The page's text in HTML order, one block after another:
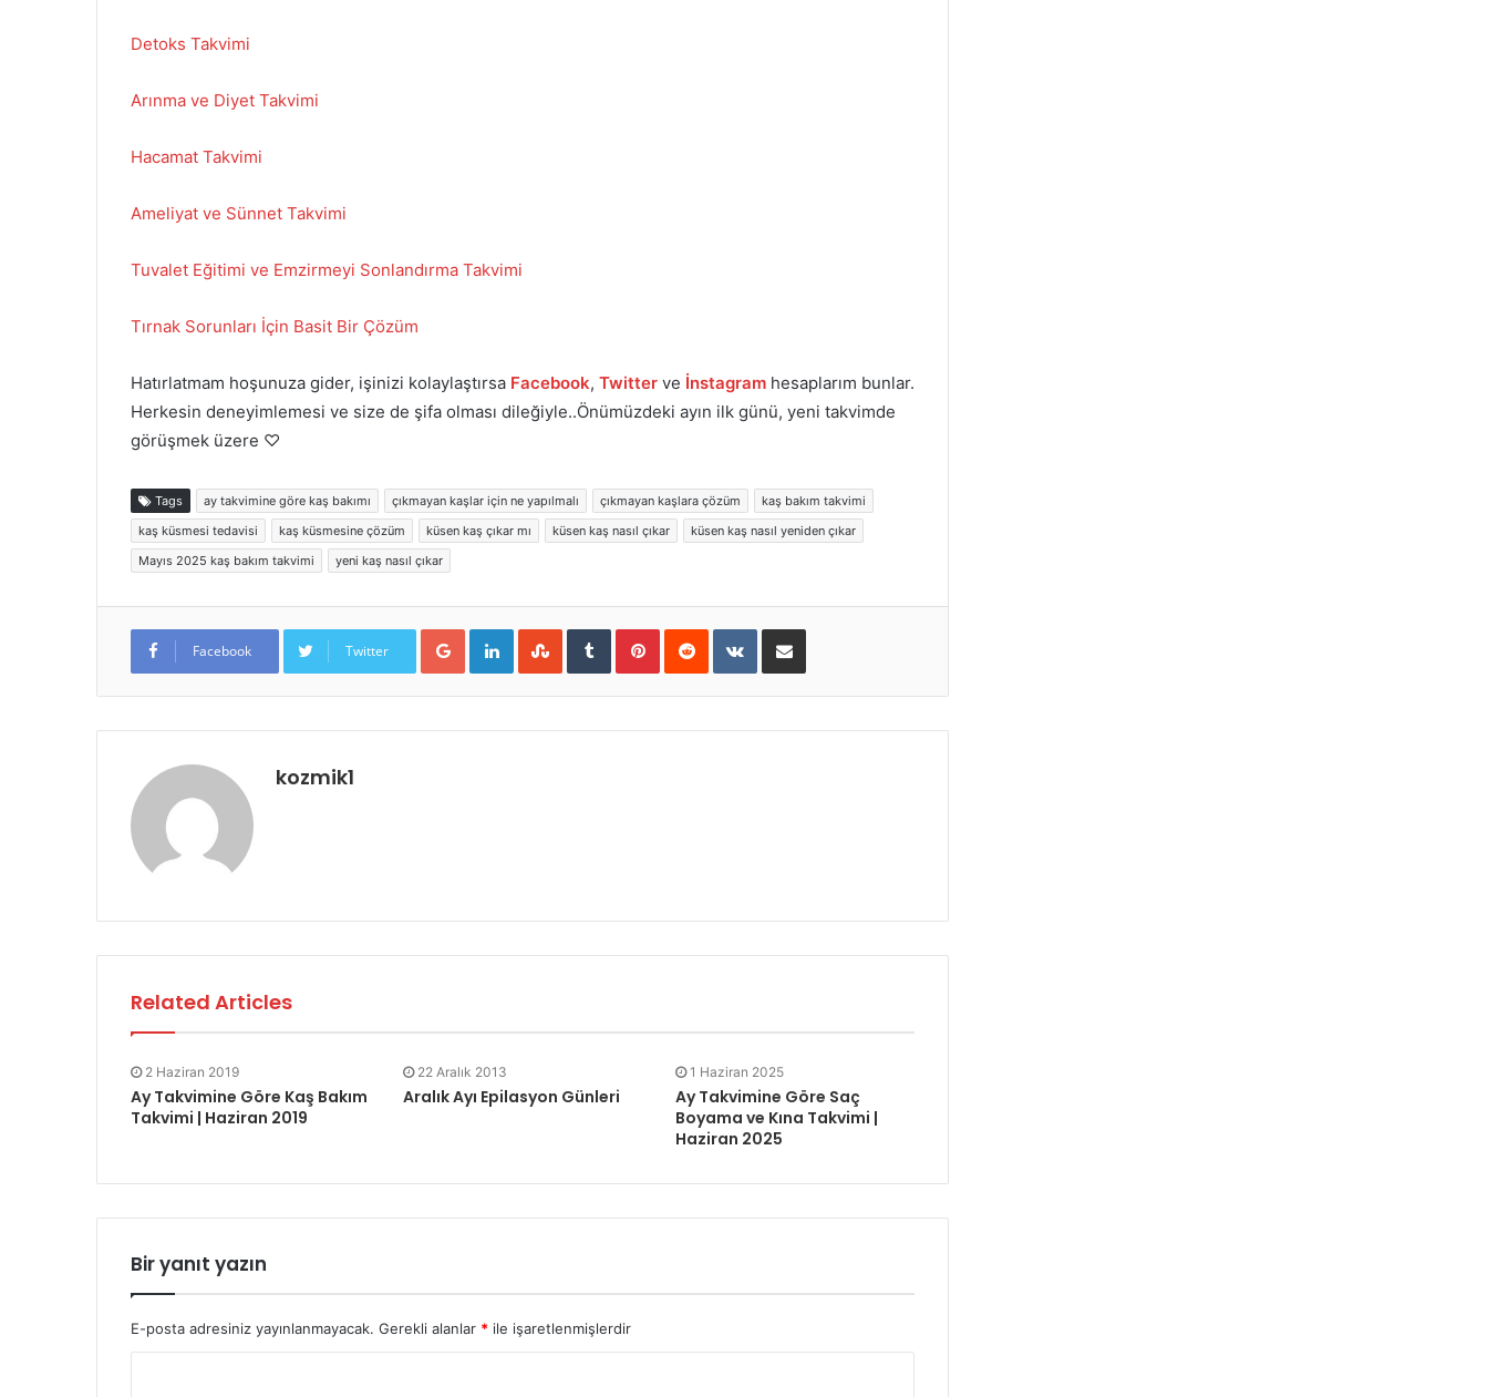
Detoks Takvimi
Arınma ve Diyet Takvimi
Hacamat Takvimi
Ameliyat ve Sünnet Takvimi
Tuvalet Eğitimi ve Emzirmeyi Sonlandırma Takvimi
Tırnak Sorunları İçin Basit Bir Çözüm
Hatırlatmam hoşunuza gider, işinizi kolaylaştırsa Facebook, Twitter ve İnstagram hesaplarım bunlar.
Herkesin deneyimlemesi ve size de şifa olması dileğiyle..Önümüzdeki ayın ilk günü, yeni takvimde
görüşmek üzere ♡
Tags ay takvimine göre kaş bakımı çıkmayan kaşlar için ne yapılmalı çıkmayan kaşlara çözüm
kaş bakım takvimi
kaş küsmesi tedavisi
kaş küsmesine çözüm küsen kaş çıkar mı küsen kaş nasıl çıkar
küsen kaş nasıl yeniden çıkar
Mayıs 2025 kaş bakım takvimi
yeni kaş nasıl çıkar
Facebook Twitter
Google+LinkedInStumbleUpon
TumblrPinterestReddit VKontakteE-Posta ile paylaş
kozmik1
Related Articles
2 Haziran 2019
Ay Takvimine Göre Kaş Bakım
Takvimi | Haziran 2019
22 Aralık 2013
Aralık Ayı Epilasyon Günleri
1 Haziran 2025
Ay Takvimine Göre Saç
Boyama ve Kına Takvimi |
Haziran 2025
Bir yanıt yazın
E-posta adresiniz yayınlanmayacak. Gerekli alanlar * ile işaretlenmişlerdir